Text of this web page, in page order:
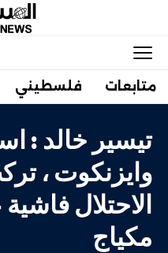
متابعات فلسطيني
تيسير خالد :
وايزنكوت ،
الاحتلال
مكياج